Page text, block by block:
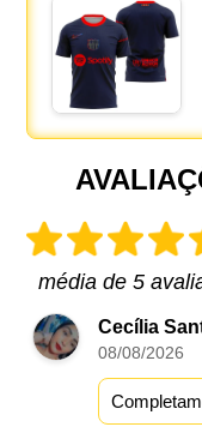
média de 5
Cecília
08/08/2026